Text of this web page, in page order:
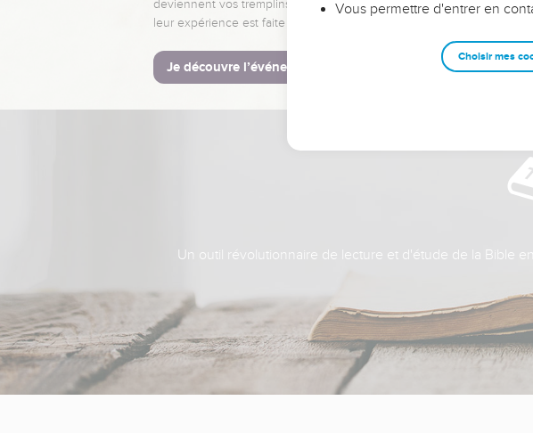
deviennent vos tremplins. Que vous guidiez un ministère, une
leur expérience est faite pour vous.
Je découvre l’événement
Un outil révolutionnaire de lecture et d'étude de la Bible
Vous permettre d'entrer en
Choisir mes